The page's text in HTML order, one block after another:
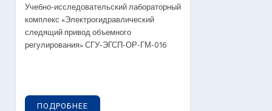
Учебно-исследовательский лабораторный
комплекс «Электрогидравлический
следящий привод объемного
регулирования» СГУ-ЭГСП-ОР-ГМ-016
ПОДРОБНЕЕ